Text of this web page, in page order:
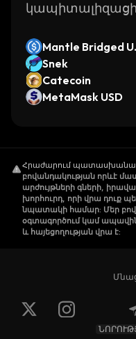
Mantle Bridged
DC (Mantle)
Snek
Catecoin
MetaMask USD
Հրաժարում
բովանդակության որևէ
արժույթների գների,
խորհուրդ, որի վրա դուք
նպատակի համար: Մեր
օգտագործում կամ
և հայեցողության վրա է: